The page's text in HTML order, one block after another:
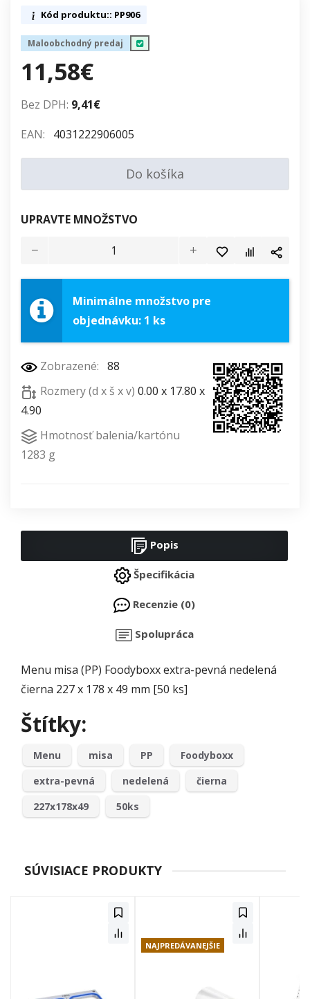
Kód produktu:: PP906
Maloobchodný predaj
11,58€
Bez DPH: 9,41€
EAN: 4031222906005
Do košíka
UPRAVTE MNOŽSTVO
Minimálne množstvo pre
objednávku: 1 ks
Zobrazené: 88
Rozmery (d x š x v) 0.00 x 17.80 x
4.90
Hmotnosť balenia/kartónu
1283 g
Popis
Špecifikácia
Recenzie (0)
Spolupráca
Menu misa (PP) Foodyboxx extra-pevná nedelená
čierna 227 x 178 x 49 mm [50 ks]
Štítky:
Menu misa PP
Foodyboxx
extra-pevná
nedelená
čierna
227x178x49
50ks
SÚVISIACE PRODUKTY
NAJPREDÁVANEJŠIE